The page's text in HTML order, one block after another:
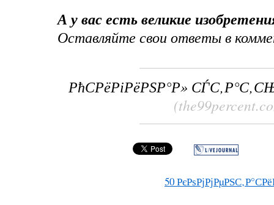
А у вас есть великие
Оставляйте свои ответы в
РћСРёРіРёРЅР°Р»
50